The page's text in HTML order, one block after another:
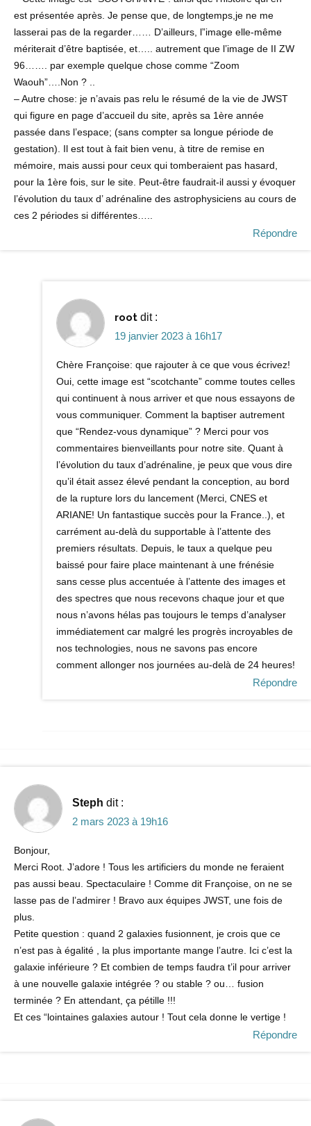
est présentée après. Je pense que, de longtemps,je ne me
lasserai pas de la regarder…… D’ailleurs, l”image elle-même
mériterait d’être baptisée, et….. autrement que l’image de II ZW
96……. par exemple quelque chose comme “Zoom
Waouh”….Non ? ..
– Autre chose: je n’avais pas relu le résumé de la vie de JWST
qui figure en page d’accueil du site, après sa 1ère année
passée dans l’espace; (sans compter sa longue période de
gestation). Il est tout à fait bien venu, à titre de remise en
mémoire, mais aussi pour ceux qui tomberaient pas hasard,
pour la 1ère fois, sur le site. Peut-être faudrait-il aussi y évoquer
l’évolution du taux d’ adrénaline des astrophysiciens au cours de
ces 2 périodes si différentes…..
Répondre
root dit :
19 janvier 2023 à 16h17
Chère Françoise: que rajouter à ce que vous écrivez!
Oui, cette image est “scotchante” comme toutes celles
qui continuent à nous arriver et que nous essayons de
vous communiquer. Comment la baptiser autrement
que “Rendez-vous dynamique” ? Merci pour vos
commentaires bienveillants pour notre site. Quant à
l’évolution du taux d’adrénaline, je peux que vous dire
qu’il était assez élevé pendant la conception, au bord
de la rupture lors du lancement (Merci, CNES et
ARIANE! Un fantastique succès pour la France..), et
carrément au-delà du supportable à l’attente des
premiers résultats. Depuis, le taux a quelque peu
baissé pour faire place maintenant à une frénésie
sans cesse plus accentuée à l’attente des images et
des spectres que nous recevons chaque jour et que
nous n’avons hélas pas toujours le temps d’analyser
immédiatement car malgré les progrès incroyables de
nos technologies, nous ne savons pas encore
comment allonger nos journées au-delà de 24 heures!
Répondre
Steph dit :
2 mars 2023 à 19h16
Bonjour,
Merci Root. J’adore ! Tous les artificiers du monde ne feraient
pas aussi beau. Spectaculaire ! Comme dit Françoise, on ne se
lasse pas de l’admirer ! Bravo aux équipes JWST, une fois de
plus.
Petite question : quand 2 galaxies fusionnent, je crois que ce
n’est pas à égalité , la plus importante mange l’autre. Ici c’est la
galaxie inférieure ? Et combien de temps faudra t’il pour arriver
à une nouvelle galaxie intégrée ? ou stable ? ou… fusion
terminée ? En attendant, ça pétille !!!
Et ces “lointaines galaxies autour ! Tout cela donne le vertige !
Répondre